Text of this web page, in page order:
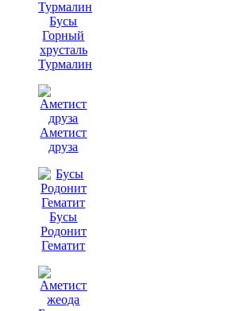
Бусы
Горный
хрусталь
Турмалин
Аметист
друза
Бусы
Родонит
Гематит